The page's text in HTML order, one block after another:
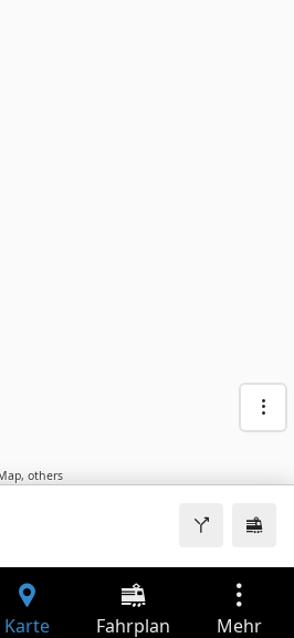
, others
Karte Fahrplan Mehr